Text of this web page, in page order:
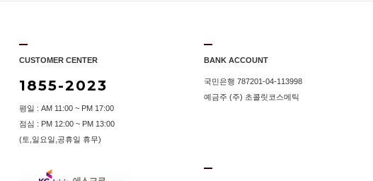
CUSTOMER CENTER
1855-2023
평일 : AM 11:00 ~ PM 17:00
점심 : PM 12:00 ~ PM 13:00
(토,일요일,공휴일 휴무)
BANK ACCOUNT
국민은행 787201-04-113998
예금주 (주) 초콜릿코스메틱